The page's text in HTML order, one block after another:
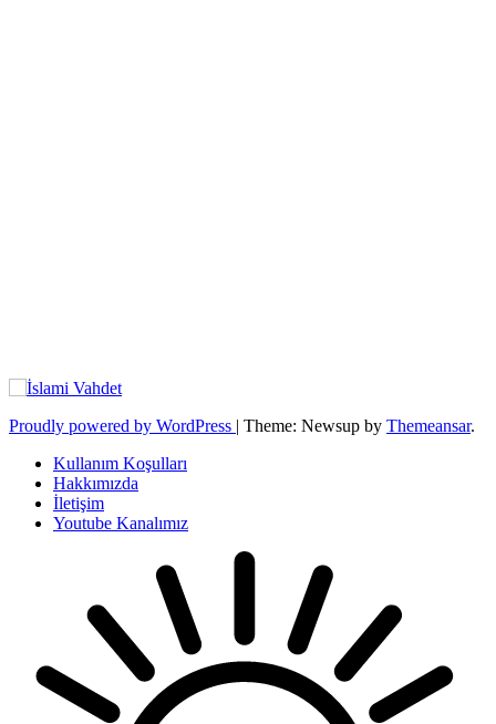
Proudly powered by WordPress | Theme: Newsup by Themeansar.
Kullanım Koşulları
Hakkımızda
İletişim
Youtube Kanalımız